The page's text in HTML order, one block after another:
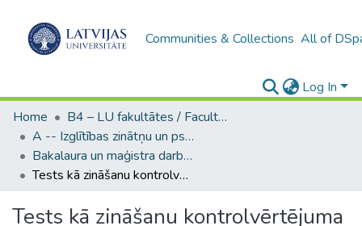
Communities & Collections All of
Log In
Home
B4 – LU fakultātes / Faculties of the UL
A -- Izglītības zinātņu un psiholoģijas fakultāte / Faculty of Education Sciences and Psychology
Bakalaura un maģistra darbi (PPMF) / Bachelor's and Master's theses
Tests kā zināšanu kontrolvērtējuma process matemātikas apmācībā 5.klasē
Tests kā zināšanu kontrolvērtējuma